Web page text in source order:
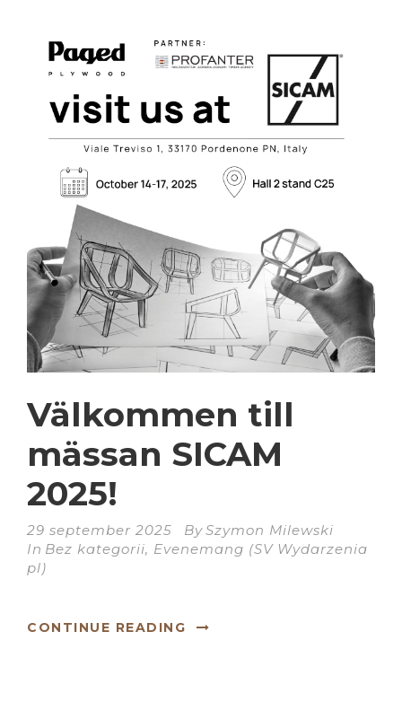
Välkommen till
mässan SICAM
2025!
29 september 2025 BySzymon Milewski
In Bez kategorii, Evenemang (SV Wydarzenia
pl)
CONTINUE READING